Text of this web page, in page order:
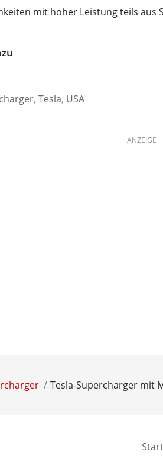
mit hoher Leistung teils aus
, Tesla, USA
ANZEIGE
Tesla-Supercharger mit